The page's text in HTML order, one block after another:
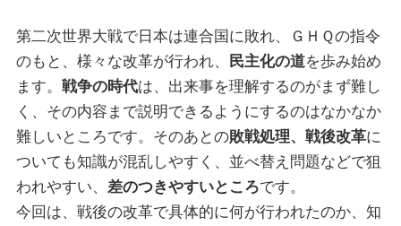
第二次世界大戦で日本は連合国に敗れ、ＧＨＱの指令
のもと、様々な改革が行われ、
民主化の道を歩み始め
ます。 戦争の時代は、出来事を理解するのがまず難し
く、その内容まで説明できるようにするのはなかなか
難しいところです。そのあとの敗戦処理、戦後改革に
ついても知識が混乱しやすく、並べ替え問題などで狙
われやすい、 差のつきやすいところです。
今回は、戦後の改革で具体的に何が行われたのか、知